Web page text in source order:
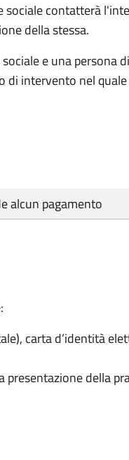
contatterà
della stessa.
e una persona
intervento nel
alcun pagamento
carta d’identità
della